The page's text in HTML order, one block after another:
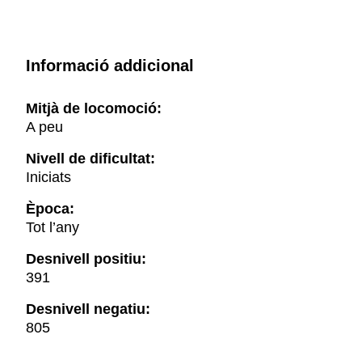
Informació addicional
Mitjà de locomoció:
A peu
Nivell de dificultat:
Iniciats
Època:
Tot l’any
Desnivell positiu:
391
Desnivell negatiu:
805